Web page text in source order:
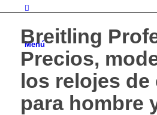
Menú
Breitling
Precios,
los relojes de
para hombre